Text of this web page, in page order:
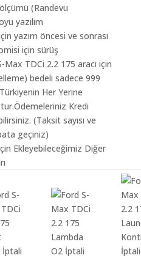
(Randevu
yazılım
yazım öncesi ve sonrası
için sürüş
TDCi 2.2 175 aracı için
bedeli sadece 999
Her Yerine
Kredi
(Taksit sayısı ve
geçiniz)
Ekleyebileceğimiz Diğer